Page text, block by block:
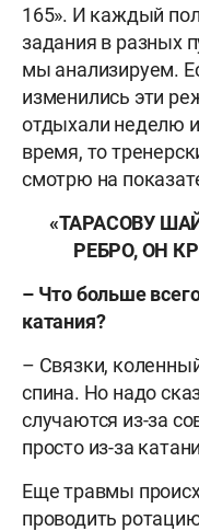
165». И каждый
задания в разных
мы анализируем.
изменились эти
отдыхали неделю
время, то
смотрю на
«ТАРАСОВУ
РЕБРО, ОН
– Что больше
катания?
– Связки,
спина. Но надо
случаются из-за
просто из-за
Еще травмы
проводить